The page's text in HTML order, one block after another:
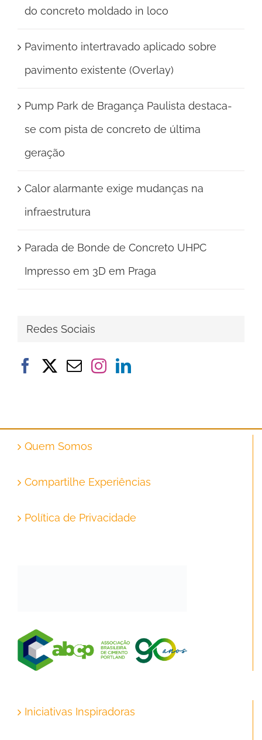
do concreto moldado in loco
Pavimento intertravado aplicado sobre
pavimento existente (Overlay)
Pump Park de Bragança Paulista destaca-
se com pista de concreto de última
geração
Calor alarmante exige mudanças na
infraestrutura
Parada de Bonde de Concreto UHPC
Impresso em 3D em Praga
Redes Sociais
Quem Somos
Compartilhe Experiências
Política de Privacidade
Iniciativas Inspiradoras